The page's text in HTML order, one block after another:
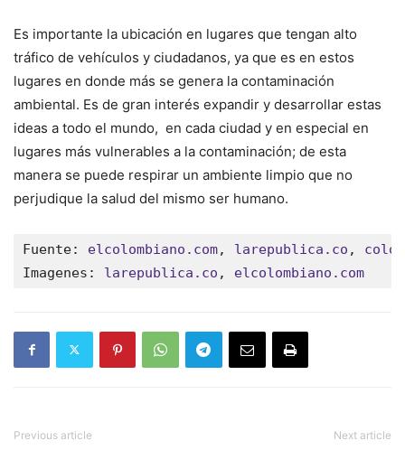
Es importante la ubicación en lugares que tengan alto
tráfico de vehículos y ciudadanos, ya que es en estos
lugares en donde más se genera la contaminación
ambiental. Es de gran interés expandir y desarrollar estas
ideas a todo el mundo, en cada ciudad y en especial en
lugares más vulnerables a la contaminación; de esta
manera se puede respirar un ambiente limpio que no
perjudique la salud del mismo ser humano.
Fuente: elcolombiano.com, larepublica.co ,
Imagenes: larepublica.co , elcolombiano.com
Previous article Next article